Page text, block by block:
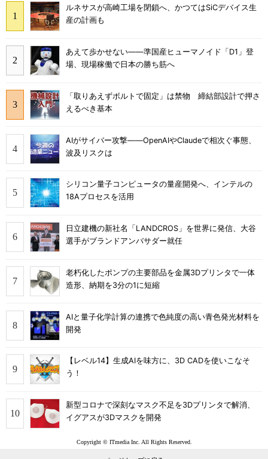
ルネサスが高崎工場を閉鎖へ、かつてはSiCデバイス生
産の計画も
あえて歩かせない――準国産ヒューマノイド「D1」登
場、現場稼働で日本の勝ち筋へ
「取りあえずボルトで固定」は禁物 締結部設計で押さ
えるべき基本
AIがサイバー攻撃――OpenAIやClaudeで相次ぐ事態、
波及リスクは
シリコン量子コンピュータの量産開発へ、インテルの
18Aプロセスを活用
日立建機の新社名「LANDCROS」を世界に発信、大谷
選手がブランドアンバサダー就任
老朽化したポンプの主要部品を金属3Dプリンタで一体
造形、納期を3分の1に短縮
AIと量子化学計算の連携で色純度の高い青色発光材料を
開発
【レベル14】生成AIを味方に、3D CADを使いこなそ
う！
新型コロナで深刻なマスク不足を3Dプリンタで解消、
イグアスが3Dマスクを開発
Copyright © ITmedia Inc. All Rights Reserved.